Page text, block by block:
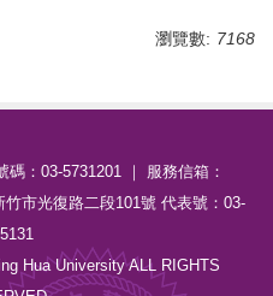
瀏覽數: 7168
：03-5731201 ｜ 服務信箱：
市光復路二段101號 代表號：03-
Hua University ALL RIGHTS